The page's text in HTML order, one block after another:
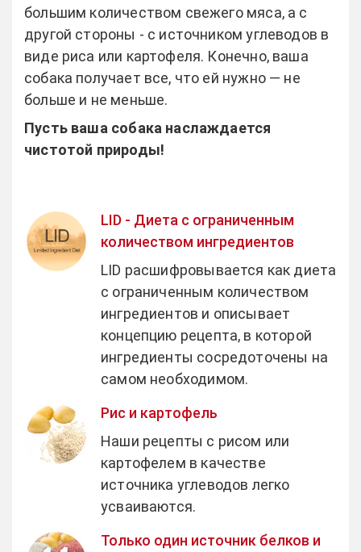
большим количеством свежего мяса, а с
другой стороны - с источником углеводов в
виде риса или картофеля. Конечно, ваша
собака получает все, что ей нужно — не
больше и не меньше.
Пусть ваша собака наслаждается
чистотой природы!
LID - Диета с ограниченным
количеством ингредиентов
LID расшифровывается как диета
с ограниченным количеством
ингредиентов и описывает
концепцию рецепта, в которой
ингредиенты сосредоточены на
самом необходимом.
Рис и картофель
Наши рецепты с рисом или
картофелем в качестве
источника углеводов легко
усваиваются.
Только один источник белков и